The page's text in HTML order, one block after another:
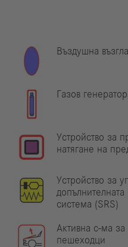
Въздушна
Газов генератор
Устройство за
натягане на
Устройство за
допълнителната
система (SRS)
Активна с-ма за
пешеходци